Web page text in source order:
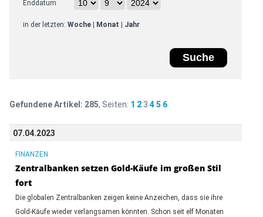
Enddatum
in der letzten: Woche| Monat Jahr
Gefundene Artikel: 285, Seiten: 1 2 3 4 5 6
07.04.2023
FINANZEN
Zentralbanken setzen Gold-Käufe im großen Stil
fort
Die globalen Zentralbanken zeigen keine Anzeichen, dass sie ihre
Gold-Käufe wieder verlangsamen könnten. Schon seit elf Monaten